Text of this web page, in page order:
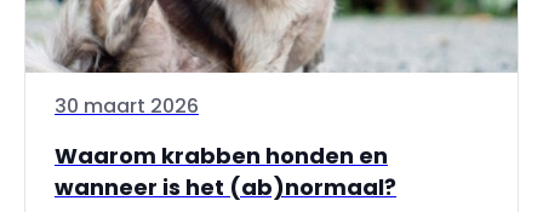
30 maart 2026
Waarom krabben honden en
wanneer is het (ab)normaal?